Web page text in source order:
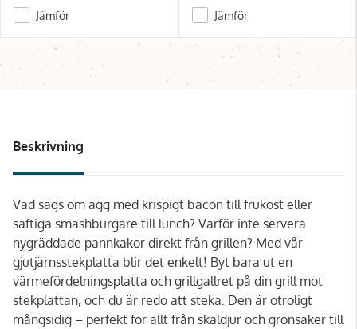
Jämför Jämför
Beskrivning
Vad sägs om ägg med krispigt bacon till frukost eller
saftiga smashburgare till lunch? Varför inte servera
nygräddade pannkakor direkt från grillen? Med vår
gjutjärnsstekplatta blir det enkelt! Byt bara ut en
värmefördelningsplatta och grillgallret på din grill mot
stekplattan, och du är redo att steka. Den är otroligt
mångsidig – perfekt för allt från skaldjur och grönsaker till